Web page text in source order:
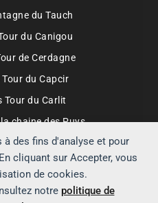
des fins d'analyse et pour
cliquant sur Accepter, vous
de cookies.
notre politique de
du Tauch
du Canigou
de Cerdagne
du Capcir
Tour du Carlit
chaine des Puys
Échappées
Lyophilisé & Co